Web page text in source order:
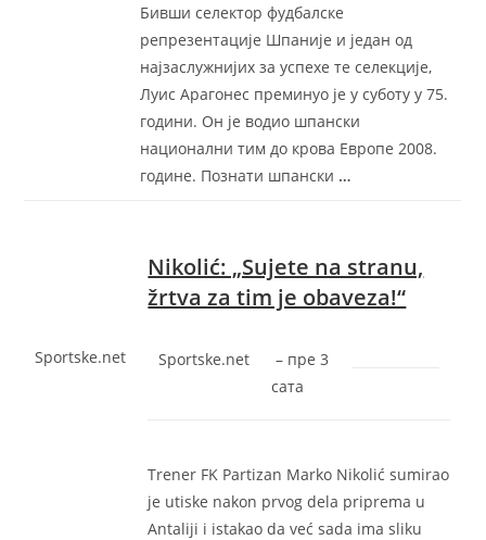
Бивши селектор фудбалске
репрезентације Шпаније и један од
најзаслужнијих за успехе те селекције,
Луис Арагонес преминуо је у суботу у 75.
години. Он је водио шпански
национални тим до крова Европе 2008.
године. Познати шпански …
Sportske.net
Nikolić: „Sujete na stranu,
žrtva za tim je obaveza!“
Sportske.net – ‎пре 3
сата‎
Trener FK Partizan Marko Nikolić sumirao
je utiske nakon prvog dela priprema u
Antaliji i istakao da već sada ima sliku